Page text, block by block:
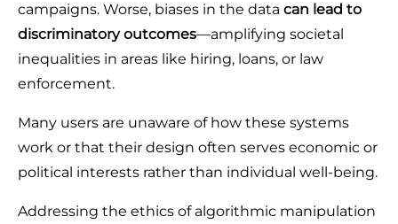
campaigns. Worse, biases in the data can lead to
discriminatory outcomes—amplifying societal
inequalities in areas like hiring, loans, or law
enforcement.
Many users are unaware of how these systems
work or that their design often serves economic or
political interests rather than individual well-being.
Addressing the ethics of algorithmic manipulation